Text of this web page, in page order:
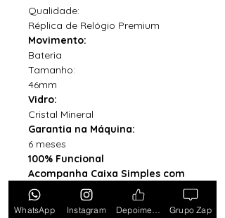
Qualidade:
Réplica de Relógio Premium
Movimento:
Bateria
Tamanho:
46mm
Vidro:
Cristal Mineral
Garantia na Máquina:
6 meses
100% Funcional
Acompanha Caixa Simples com
Almofada (exceto para os
estados PB, SE, RR, MT, PE e AL)
WhatsApp Instagram Grupo Zap